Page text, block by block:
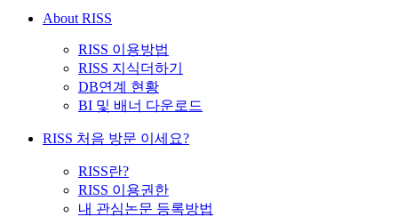
About RISS
RISS 이용방법
RISS 지식더하기
DB연계 현황
BI 및 배너 다운로드
RISS 처음 방문 이세요?
RISS란?
RISS 이용권한
내 관심논문 등록방법